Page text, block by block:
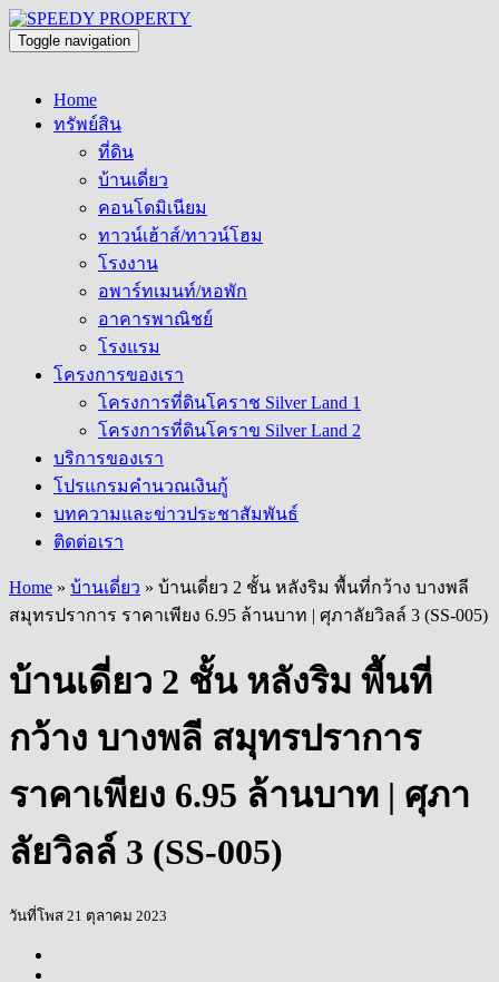
Toggle navigation
Home
ทรัพย์สิน
ที่ดิน
บ้านเดี่ยว
คอนโดมิเนียม
ทาวน์เฮ้าส์/ทาวน์โฮม
โรงงาน
อพาร์ทเมนท์/หอพัก
อาคารพาณิชย์
โรงแรม
โครงการของเรา
โครงการที่ดินโคราช Silver Land 1
โครงการที่ดินโคราข Silver Land 2
บริการของเรา
โปรแกรมคำนวณเงินกู้
บทความและข่าวประชาสัมพันธ์
ติดต่อเรา
Home » บ้านเดี่ยว » บ้านเดี่ยว 2 ชั้น หลังริม พื้นที่กว้าง บางพลี
สมุทรปราการ ราคาเพียง 6.95 ล้านบาท | ศุภาลัยวิลล์ 3 (SS-005)
บ้านเดี่ยว 2 ชั้น หลังริม พื้นที่
กว้าง บางพลี สมุทรปราการ
ราคาเพียง 6.95 ล้านบาท | ศุภา
ลัยวิลล์ 3 (SS-005)
วันที่โพส 21 ตุลาคม 2023